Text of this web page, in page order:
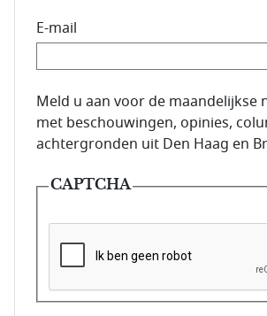
E-mail
E-mailadres van de abonnee.
Meld u aan voor de maandelijkse
met beschouwingen, opinies,
achtergronden uit Den Haag en
CAPTCHA
Deze vraag is om te